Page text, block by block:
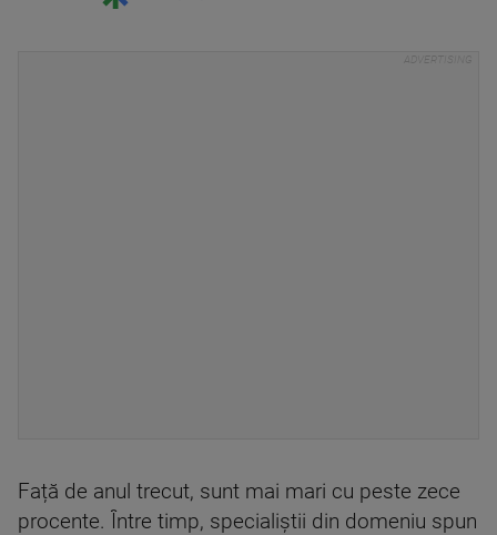
Față de anul trecut, sunt mai mari cu peste zece
procente. Între timp, specialiștii din domeniu spun